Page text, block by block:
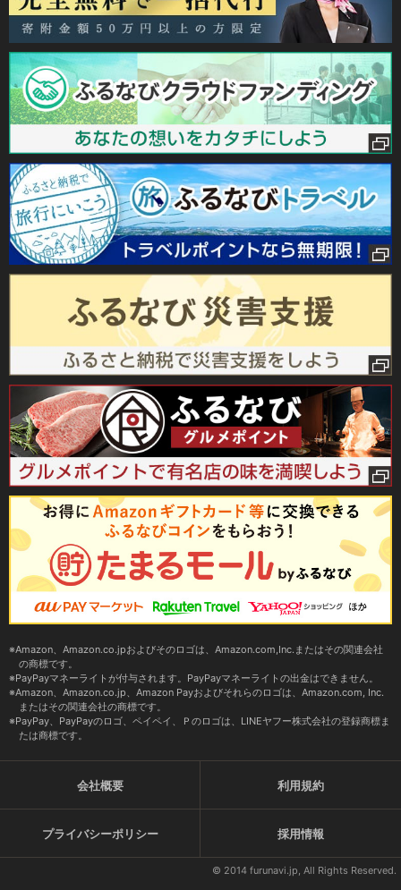
Amazon、Amazon.co.jpおよびそのロゴは、Amazon.com,Inc.またはその関連会社
の商標です。
PayPayマネーライトが付与されます。PayPayマネーライトの出金はできません。
Amazon、Amazon.co.jp、Amazon Payおよびそれらのロゴは、Amazon.com, Inc.
またはその関連会社の商標です。
PayPay、PayPayのロゴ、ペイペイ、Ｐのロゴは、LINEヤフー株式会社の登録商標ま
たは商標です。
会社概要 利用規約
プライバシーポリシー 採用情報
© 2014 furunavi.jp, All Rights Reserved.